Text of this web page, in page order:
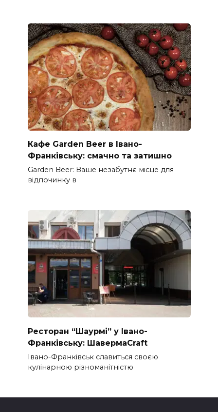
Кафе Garden Beer в Івано-
Франківську: смачно та затишно
Garden Beer: Ваше незабутнє місце для
відпочинку в
Ресторан “Шаурмі” у Івано-
Франківську: ШавермаCraft
Івано-Франківськ славиться своєю
кулінарною різноманітністю